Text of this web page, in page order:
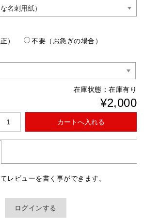
）
不要（お急ぎの場合）
在庫状態：在庫有り
¥2,000
レビューを書く事ができます。
ログインする